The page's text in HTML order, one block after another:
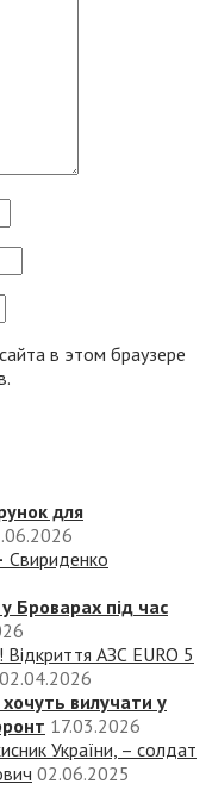
в этом браузере
для
Свириденко
Броварах під час
АЗС EURO 5
02.04.2026
вилучати у
17.03.2026
України, – солдат
02.06.2025